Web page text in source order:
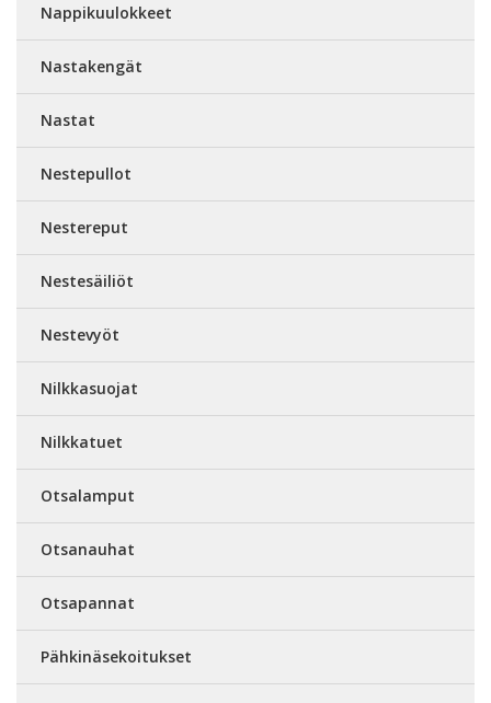
Nappikuulokkeet
Nastakengät
Nastat
Nestepullot
Nestereput
Nestesäiliöt
Nestevyöt
Nilkkasuojat
Nilkkatuet
Otsalamput
Otsanauhat
Otsapannat
Pähkinäsekoitukset